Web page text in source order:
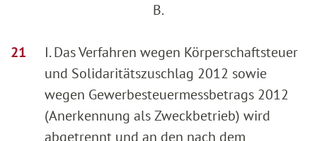
B.
I. Das Verfahren wegen Körperschaftsteuer
und Solidaritätszuschlag 2012 sowie
wegen Gewerbesteuermessbetrags 2012
(Anerkennung als Zweckbetrieb) wird
abgetrennt und an den nach dem